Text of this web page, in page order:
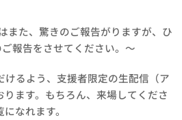
また、驚きのご報告がりますが、ひ
報告をさせてください。〜
るよう、支援者限定の生配信（ア
ます。もちろん、来場してくださ
なれます。